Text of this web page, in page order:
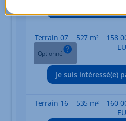
Terrain 07
Optionné
527 m²
158
Je suis intéressé(e)
Terrain 16 535 m²
160